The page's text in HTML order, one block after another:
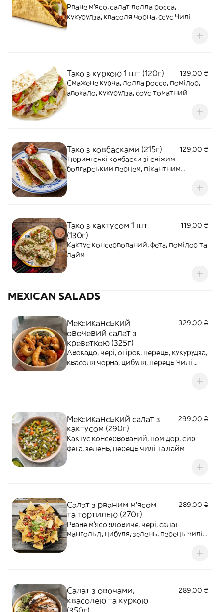
Рване м'ясо, салат лолла росса,
кукурудза, квасоля чорна, cоус Чилі
Тако з куркою 1 шт (120г)
139,00 ₴
Смажене курча, лолла россо, помідор,
авокадо, кукурудза, соус томатний
Тако з ковбасками (215г)
129,00 ₴
Тюрингські ковбаски зі свіжим
болгарським перцем, пікантним
Тако з кактусом 1 шт
(130г)
119,00 ₴
Кактус консервований, фета, помідор та
лайм
MEXICAN SALADS
Мексиканський
овочевий салат з
креветкою (325г)
329,00 ₴
Авокадо, чері, огірок, перець, кукурудза,
квасоля чорна, цибуля, перець Чилі,
Мексиканський салат з
кактусом (290г)
299,00 ₴
Кактус консервований, помідор, сир
фета, зелень, перець чилі та лайм
Салат з рваним м'ясом
та тортилью (270г)
289,00 ₴
Рване м'ясо яловиче, чері, салат
мангольд, цибуля, зелень, перець Чилі,
Салат з овочами,
квасолею та куркою
(350г)
289,00 ₴